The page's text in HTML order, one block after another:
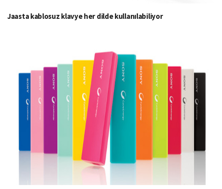
Jaasta kablosuz klavye her dilde kullanılabiliyor